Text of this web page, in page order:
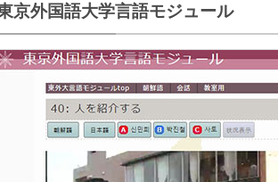
京外国語大学言語モジュール